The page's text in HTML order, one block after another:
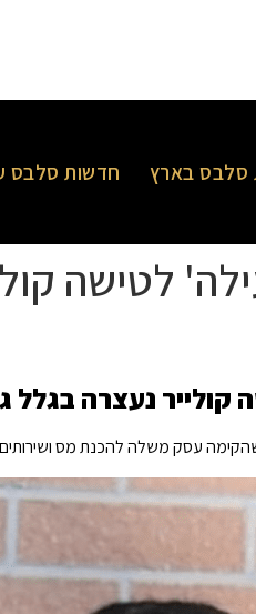
סלבס בארץ חדשות סלבס
לטישה
קולייר נעצרה
עסק משלה להכנת מס